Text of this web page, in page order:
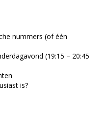
nummers (of één
(19:15 – 20:45
is?